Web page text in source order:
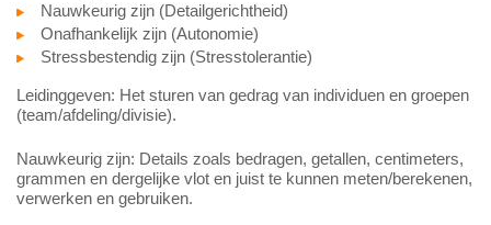
Nauwkeurig zijn (Detailgerichtheid)
Onafhankelijk zijn (Autonomie)
Stressbestendig zijn (Stresstolerantie)
Leidinggeven: Het sturen van gedrag van individuen en groepen
(team/afdeling/divisie).
Nauwkeurig zijn: Details zoals bedragen, getallen, centimeters,
grammen en dergelijke vlot en juist te kunnen meten/berekenen,
verwerken en gebruiken.